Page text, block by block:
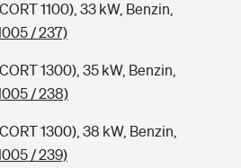
1100), 33 kW, Benzin,
/ 237)
1300), 35 kW, Benzin,
/ 238)
1300), 38 kW, Benzin,
/ 239)